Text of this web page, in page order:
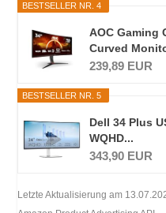
BESTSELLER NR. 4
AOC Gaming
Curved
239,89 EUR
BESTSELLER NR. 5
Dell 34 Plus
WQHD...
343,90 EUR
Letzte Aktualisierung am